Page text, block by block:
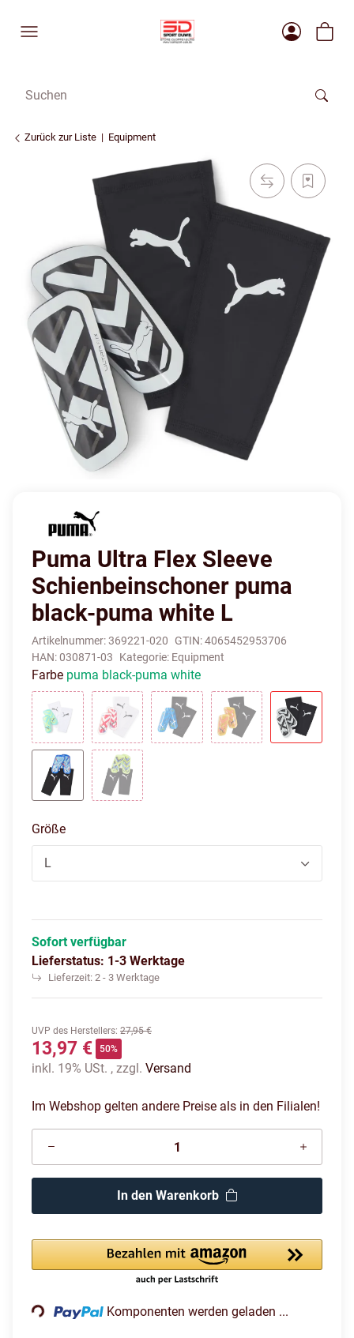
Zurück zur Liste Equipment
Puma Ultra Flex Sleeve
Schienbeinschoner puma
black-puma white L
Artikelnummer:369221-020 GTIN:4065452953706
HAN:030871-03 Kategorie: Equipment
Farbe puma black-puma white
electric peppermint/fast yellow
puma white-ultra blue-fire orchid
Größe
L
Sofort verfügbar
Lieferstatus: 1-3 Werktage
Lieferzeit: 2 - 3 Werktage
UVP des Herstellers: 27,95 €
13,97 € 50%
inkl. 19% USt. , zzgl. Versand
Im Webshop gelten andere Preise als in den Filialen!
In den Warenkorb
Loading... Komponenten werden geladen ...